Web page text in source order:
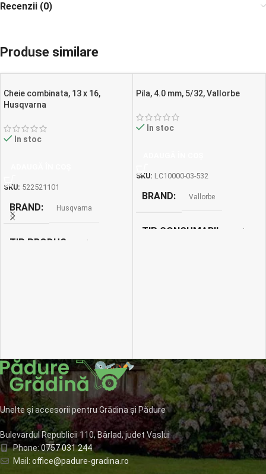
Recenzii (0)
Produse similare
Cheie combinata, 13 x 16,
Husqvarna
In stoc
SKU: 522521101
BRAND Husqvarna
TIP PRODUS Chei
Pila, 4.0 mm, 5/32, Vallorbe
In stoc
SKU: LC10000-03-532
BRAND Vallorbe
TIP CONSUMABIL Pile
Unelte și accesorii pentru Grădina și Pădure
Bulevardul Republicii 110, Bârlad, judet Vaslui
Phone:0757 031 244
Mail: office@padure-gradina.ro